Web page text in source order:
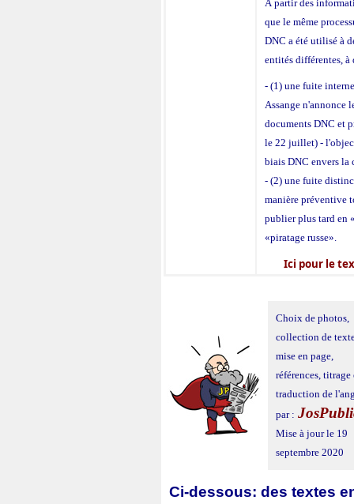
À partir des
que le même
DNC a été utilisé à
entités différentes,
- (1) une fuite
Assange n'annonce
documents DNC et
le 22 juillet) -
biais DNC envers
- (2) une fuite
manière préventive
publier plus tard en
«piratage russe».
Ici pour le
Choix de photos,
collection de
mise en page,
références, titrage
traduction de
par :
Mise à jour le 19
septembre 2020
Ci-dessous: des textes